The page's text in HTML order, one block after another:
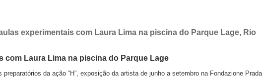
experimentais com Laura Lima na piscina do Parque Lage, Rio
com Laura Lima na piscina do Parque Lage
da ação “H”, exposição da artista de junho a setembro na Fondazione Prada